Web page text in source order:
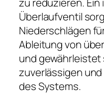
Überlaufventil
Niederschlägen
Ableitung von
und gewährleistet
zuverlässigen
des Systems.